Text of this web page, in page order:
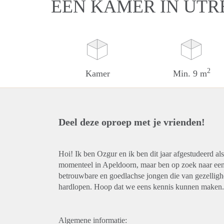
EEN KAMER IN
Kamer Min. 9 m2
Deel deze oproep met je vrienden!
Hoi! Ik ben Ozgur en ik ben dit jaar afgestudeerd
momenteel in Apeldoorn, maar ben op zoek naar
betrouwbare en goedlachse jongen die van
hardlopen. Hoop dat we eens kennis kunnen
Algemene informatie: